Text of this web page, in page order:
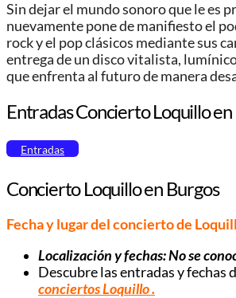
Sin dejar el mundo sonoro que le es
nuevamente pone de manifiesto el
rock y el pop clásicos mediante sus
entrega de un disco vitalista,
que enfrenta al futuro de manera
Entradas Concierto Loquillo
Entradas
Concierto Loquillo en Burgos
Fecha y lugar del concierto de
Localización y fechas:No se
Descubre las entradas y fechas
conciertos Loquillo.